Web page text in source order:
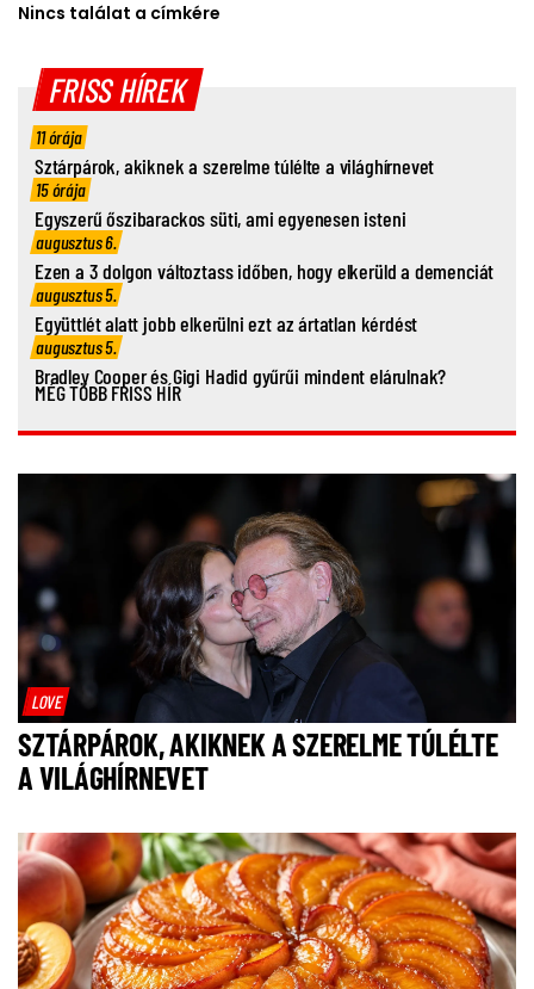
Nincs találat a címkére
FRISS HÍREK
11 órája
Sztárpárok, akiknek a szerelme túlélte a világhírnevet
15 órája
Egyszerű őszibarackos süti, ami egyenesen isteni
augusztus 6.
Ezen a 3 dolgon változtass időben, hogy elkerüld a demenciát
augusztus 5.
Együttlét alatt jobb elkerülni ezt az ártatlan kérdést
augusztus 5.
Bradley Cooper és Gigi Hadid gyűrűi mindent elárulnak?
MÉG TÖBB FRISS HÍR
LOVE
SZTÁRPÁROK, AKIKNEK A SZERELME TÚLÉLTE
A VILÁGHÍRNEVET